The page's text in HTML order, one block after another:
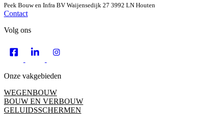
Peek Bouw en Infra BV Waijensedijk 27 3992 LN Houten
Contact
Volg ons
Onze vakgebieden
WEGENBOUW
BOUW EN VERBOUW
GELUIDSSCHERMEN